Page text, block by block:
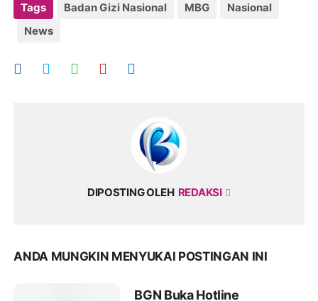
Tags Badan Gizi Nasional MBG
Nasional
News
DIPOSTING OLEH REDAKSI
ANDA MUNGKIN MENYUKAI POSTINGAN INI
BGN Buka Hotline